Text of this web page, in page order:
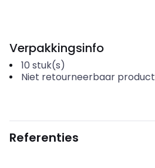
Verpakkingsinfo
10 stuk(s)
Niet retourneerbaar product
Referenties